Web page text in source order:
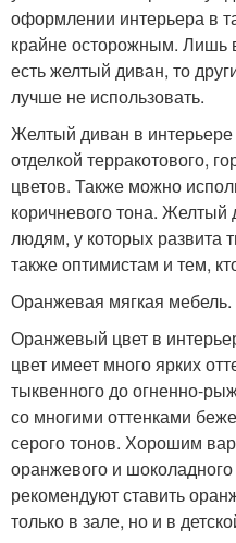
оформлении интерьера в
крайне осторожным. Лишь
есть желтый диван, то
лучше не использовать.
Желтый диван в интерьере
отделкой терракотового,
цветов. Также можно
коричневого тона.
людям, у которых развита
также оптимистам и тем,
Оранжевая мягкая мебель.
Оранжевый цвет в
цвет имеет много ярких
тыквенного до огненно-
со многими оттенками
серого тонов. Хорошим
оранжевого и
рекомендуют ставить
только в зале, но и в